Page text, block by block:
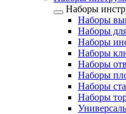
Наборы
Наборы
Наборы
Наборы
Наборы
Наборы
Наборы
Наборы
Наборы